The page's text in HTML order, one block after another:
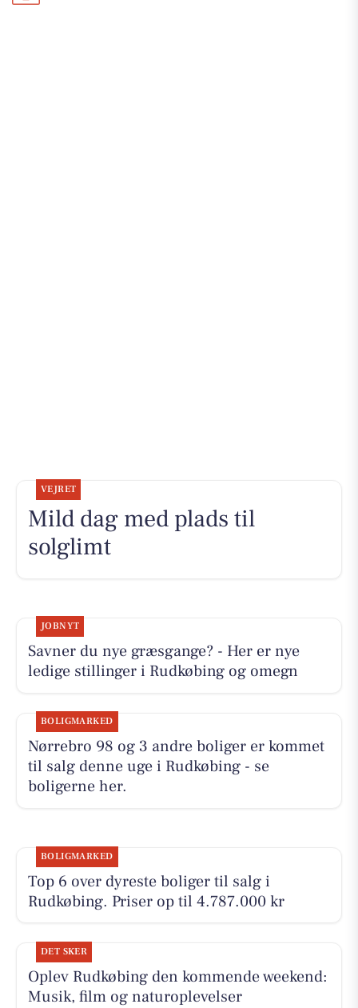
VEJRET
Mild dag med plads til
solglimt
JOBNYT
Savner du nye græsgange? - Her er nye
ledige stillinger i Rudkøbing og omegn
BOLIGMARKED
Nørrebro 98 og 3 andre boliger er kommet
til salg denne uge i Rudkøbing - se
boligerne her.
BOLIGMARKED
Top 6 over dyreste boliger til salg i
Rudkøbing. Priser op til 4.787.000 kr
DET SKER
Oplev Rudkøbing den kommende weekend:
Musik, film og naturoplevelser